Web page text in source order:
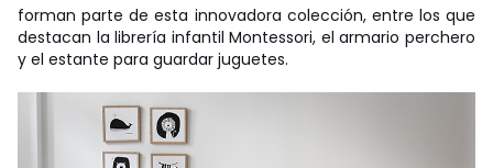
forman parte de esta innovadora colección, entre los que
destacan la librería infantil Montessori, el armario perchero
y el estante para guardar juguetes.